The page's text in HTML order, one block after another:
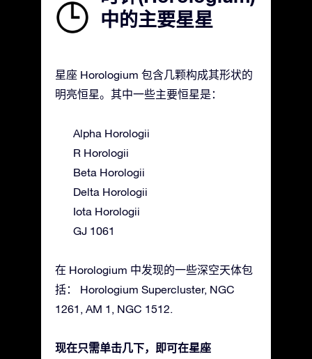
中的主要星星
星座 Horologium 包含几颗构成其形状的
明亮恒星。其中一些主要恒星是：
Alpha Horologii
R Horologii
Beta Horologii
Delta Horologii
Iota Horologii
GJ 1061
在 Horologium 中发现的一些深空天体包
括： Horologium Supercluster, NGC
1261, AM 1, NGC 1512.
现在只需单击几下，即可在星座